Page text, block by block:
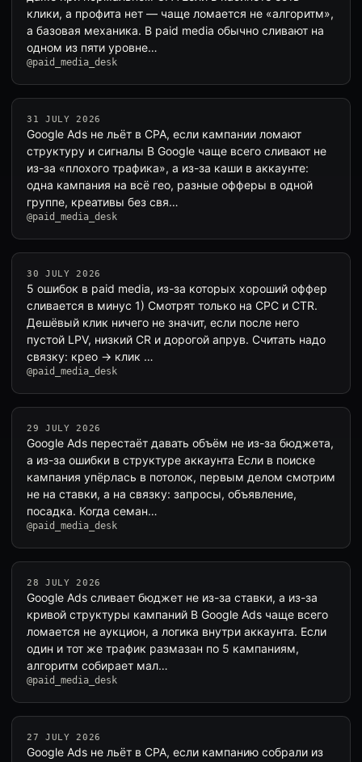
клики, а профита нет — чаще ломается не «алгоритм»,
а базовая механика. В paid media обычно сливают на
одном из пяти уровне…
@paid_media_desk
31 JULY 2026
Google Ads не льёт в CPA, если кампании ломают
структуру и сигналы В Google чаще всего сливают не
из-за «плохого трафика», а из-за каши в аккаунте:
одна кампания на всё гео, разные офферы в одной
группе, креативы без свя…
@paid_media_desk
30 JULY 2026
5 ошибок в paid media, из-за которых хороший оффер
сливается в минус 1) Смотрят только на CPC и CTR.
Дешёвый клик ничего не значит, если после него
пустой LPV, низкий CR и дорогой апрув. Считать надо
связку: крео → клик …
@paid_media_desk
29 JULY 2026
Google Ads перестаёт давать объём не из-за бюджета,
а из-за ошибки в структуре аккаунта Если в поиске
кампания упёрлась в потолок, первым делом смотрим
не на ставки, а на связку: запросы, объявление,
посадка. Когда семан…
@paid_media_desk
28 JULY 2026
Google Ads сливает бюджет не из-за ставки, а из-за
кривой структуры кампаний В Google Ads чаще всего
ломается не аукцион, а логика внутри аккаунта. Если
один и тот же трафик размазан по 5 кампаниям,
алгоритм собирает мал…
@paid_media_desk
27 JULY 2026
Google Ads не льёт в CPA, если кампанию собрали из